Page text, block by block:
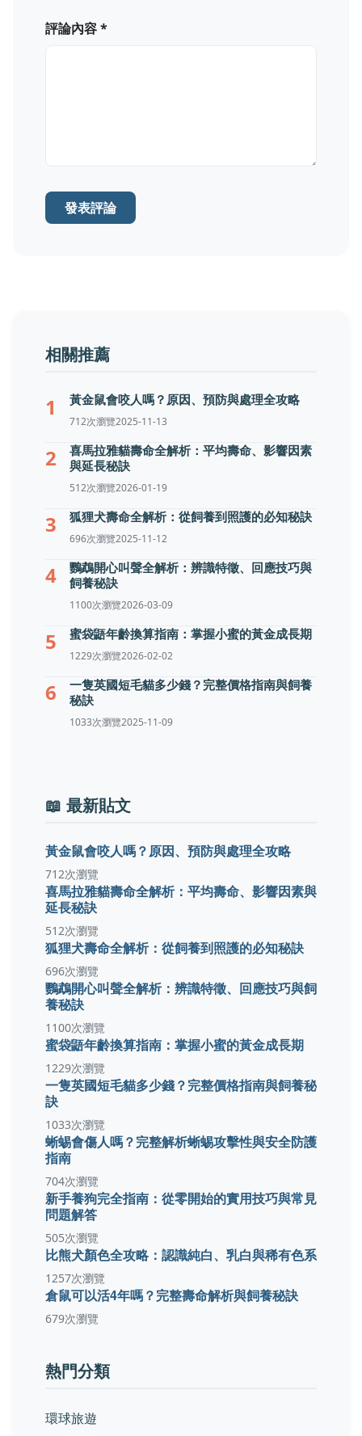
評論內容 *
發表評論
相關推薦
1 黃金鼠會咬人嗎？原因、預防與處理全攻略
712次瀏覽2025-11-13
2
喜馬拉雅貓壽命全解析：平均壽命、影響因素
與延長秘訣
512次瀏覽2026-01-19
3 狐狸犬壽命全解析：從飼養到照護的必知秘訣
696次瀏覽2025-11-12
4
鸚鵡開心叫聲全解析：辨識特徵、回應技巧與
飼養秘訣
1100次瀏覽2026-03-09
5 蜜袋鼯年齡換算指南：掌握小蜜的黃金成長期
1229次瀏覽2026-02-02
6
一隻英國短毛貓多少錢？完整價格指南與飼養
秘訣
1033次瀏覽2025-11-09
📖 最新貼文
黃金鼠會咬人嗎？原因、預防與處理全攻略
712次瀏覽
喜馬拉雅貓壽命全解析：平均壽命、影響因素與
延長秘訣
512次瀏覽
狐狸犬壽命全解析：從飼養到照護的必知秘訣
696次瀏覽
鸚鵡開心叫聲全解析：辨識特徵、回應技巧與飼
養秘訣
1100次瀏覽
蜜袋鼯年齡換算指南：掌握小蜜的黃金成長期
1229次瀏覽
一隻英國短毛貓多少錢？完整價格指南與飼養秘
訣
1033次瀏覽
蜥蜴會傷人嗎？完整解析蜥蜴攻擊性與安全防護
指南
704次瀏覽
新手養狗完全指南：從零開始的實用技巧與常見
問題解答
505次瀏覽
比熊犬顏色全攻略：認識純白、乳白與稀有色系
1257次瀏覽
倉鼠可以活4年嗎？完整壽命解析與飼養秘訣
679次瀏覽
熱門分類
環球旅遊